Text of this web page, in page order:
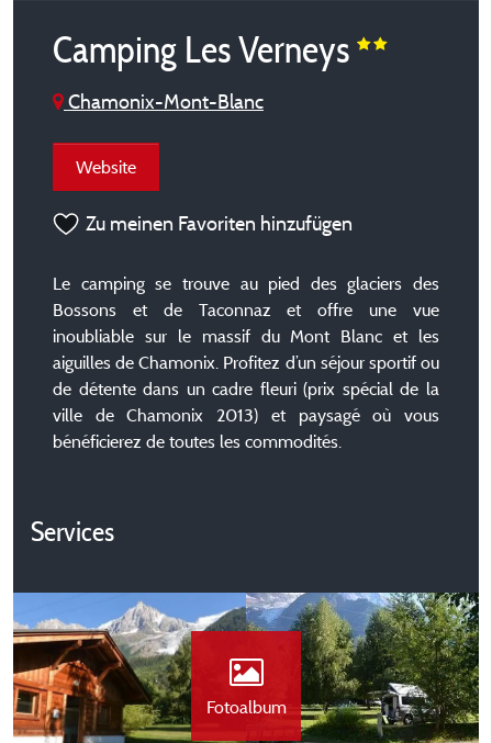
Camping Les Verneys
Chamonix-Mont-Blanc
Website
Zu meinen Favoriten hinzufügen
Le camping se trouve au pied des glaciers des
Bossons et de Taconnaz et offre une vue
inoubliable sur le massif du Mont Blanc et les
aiguilles de Chamonix. Profitez d’un séjour sportif ou
de détente dans un cadre fleuri (prix spécial de la
ville de Chamonix 2013) et paysagé où vous
bénéficierez de toutes les commodités.
Services
Fotoalbum